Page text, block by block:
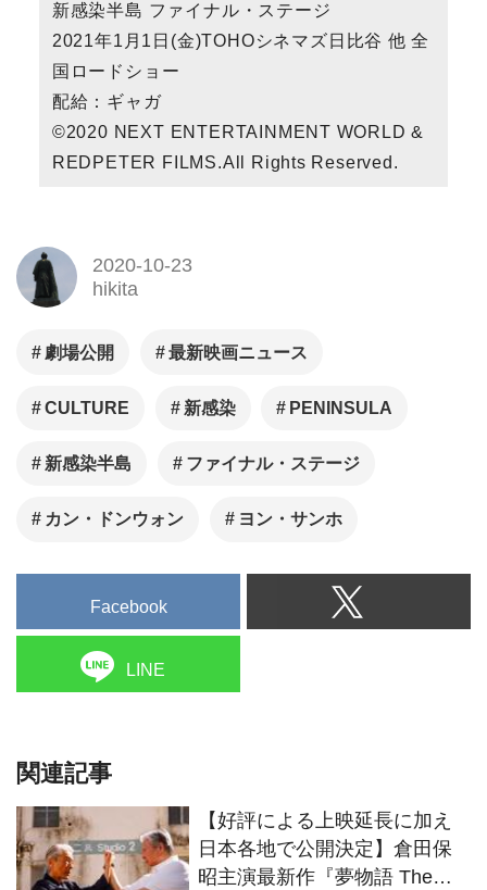
新感染半島 ファイナル・ステージ
2021年1月1日(金)TOHOシネマズ日比谷 他 全
国ロードショー
配給：ギャガ
©2020 NEXT ENTERTAINMENT WORLD &
REDPETER FILMS.All Rights Reserved.
2020-10-23
hikita
劇場公開 最新映画ニュース
CULTURE 新感染 PENINSULA
新感染半島 ファイナル・ステージ
カン・ドンウォン ヨン・サンホ
Facebook
LINE
関連記事
【好評による上映延長に加え
日本各地で公開決定】倉田保
昭主演最新作『夢物語 The